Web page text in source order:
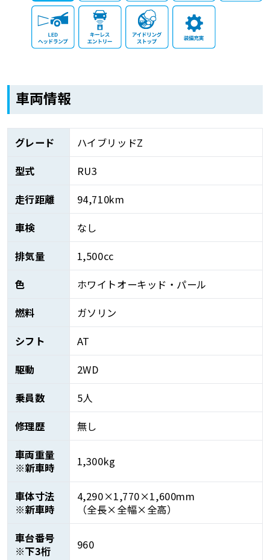
車両情報
グレード
ハイブリッドZ
型式
RU3
走行距離
94,710km
車検
なし
排気量
1,500cc
色
ホワイトオーキッド・パール
燃料
ガソリン
シフト
AT
駆動
2WD
乗員数
5人
修理歴
無し
車両重量
※新車時
1,300kg
車体寸法
※新車時
4,290×1,770×1,600mm
（全長×全幅×全高）
車台番号
※下3桁
960